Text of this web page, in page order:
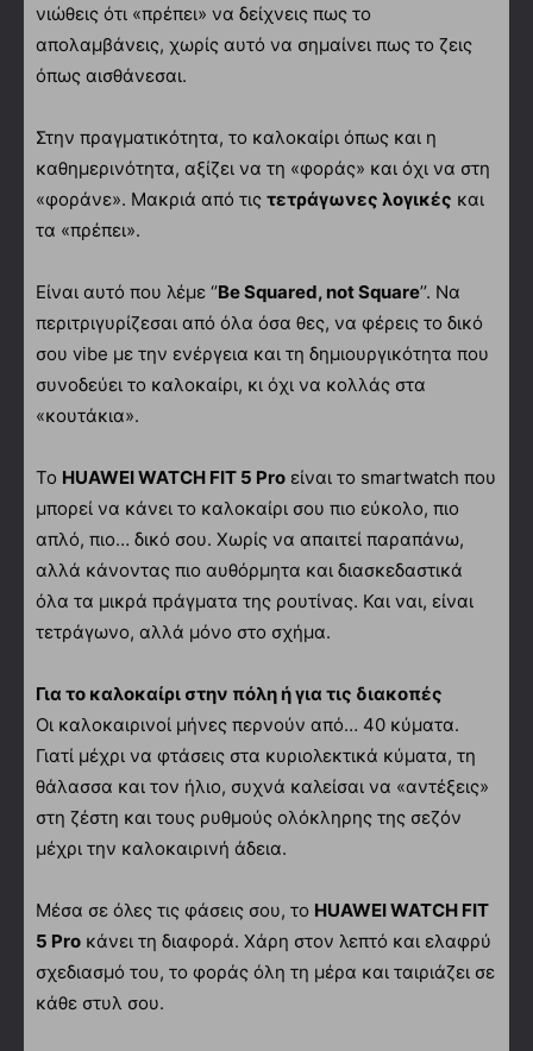
νιώθεις ότι «πρέπει» να δείχνεις πως το
απολαμβάνεις, χωρίς αυτό να σημαίνει πως το ζεις
όπως αισθάνεσαι.
Στην πραγματικότητα, το καλοκαίρι όπως και η
καθημερινότητα, αξίζει να τη «φοράς» και όχι να στη
«φοράνε». Μακριά από τις τετράγωνες λογικές και
τα «πρέπει».
Είναι αυτό που λέμε ‘’Be Squared, not Square’’. Να
περιτριγυρίζεσαι από όλα όσα θες, να φέρεις το δικό
σου vibe με την ενέργεια και τη δημιουργικότητα που
συνοδεύει το καλοκαίρι, κι όχι να κολλάς στα
«κουτάκια».
Το HUAWEI WATCH FIT 5 Pro είναι το smartwatch που
μπορεί να κάνει το καλοκαίρι σου πιο εύκολο, πιο
απλό, πιο… δικό σου. Χωρίς να απαιτεί παραπάνω,
αλλά κάνοντας πιο αυθόρμητα και διασκεδαστικά
όλα τα μικρά πράγματα της ρουτίνας. Και ναι, είναι
τετράγωνο, αλλά μόνο στο σχήμα.
Για το καλοκαίρι στην πόλη ή για τις διακοπές
Οι καλοκαιρινοί μήνες περνούν από… 40 κύματα.
Γιατί μέχρι να φτάσεις στα κυριολεκτικά κύματα, τη
θάλασσα και τον ήλιο, συχνά καλείσαι να «αντέξεις»
στη ζέστη και τους ρυθμούς ολόκληρης της σεζόν
μέχρι την καλοκαιρινή άδεια.
Μέσα σε όλες τις φάσεις σου, το HUAWEI WATCH FIT
5 Pro κάνει τη διαφορά. Χάρη στον λεπτό και ελαφρύ
σχεδιασμό του, το φοράς όλη τη μέρα και ταιριάζει σε
κάθε στυλ σου.